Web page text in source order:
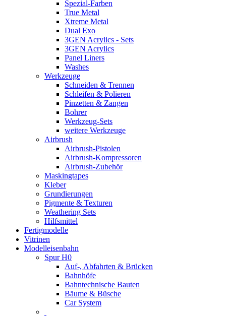
Spezial-Farben
True Metal
Xtreme Metal
Dual Exo
3GEN Acrylics - Sets
3GEN Acrylics
Panel Liners
Washes
Werkzeuge
Schneiden & Trennen
Schleifen & Polieren
Pinzetten & Zangen
Bohrer
Werkzeug-Sets
weitere Werkzeuge
Airbrush
Airbrush-Pistolen
Airbrush-Kompressoren
Airbrush-Zubehör
Maskingtapes
Kleber
Grundierungen
Pigmente & Texturen
Weathering Sets
Hilfsmittel
Fertigmodelle
Vitrinen
Modelleisenbahn
Spur H0
Auf-, Abfahrten & Brücken
Bahnhöfe
Bahntechnische Bauten
Bäume & Büsche
Car System